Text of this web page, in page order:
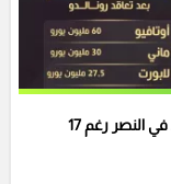
مليار ريال تشعل أزمة رونالدو ضد الهلال .. تمرد في النصر رغم 17